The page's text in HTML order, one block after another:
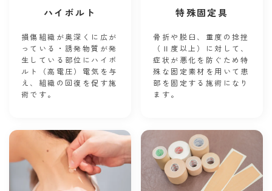
ハイボルト
損傷組織が奥深くに広が
っている・誘発物質が発
生している部位にハイボ
ルト（高電圧）電気を与
え、組織の回復を促す施
術です。
特殊固定具
骨折や脱臼、重度の捻挫
（Ⅱ度以上）に対して、
症状が悪化を防ぐため特
殊な固定素材を用いて患
部を固定する施術になり
ます。